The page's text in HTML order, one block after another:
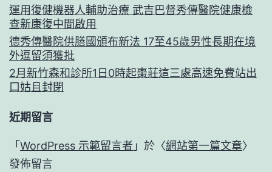
運用復健機器人輔助治療 武吉巴督秀傳醫院健康檢
查新康復中間啟用
德秀傳醫院供膳國頒布新法 17至45歲男性長期在境
外逗留須獲批
2月新竹森和診所1日0時起棗莊這三處高速免費站出
口姑且封閉
近期留言
「 WordPress 示範留言者 」於〈網站第一篇文章〉
發佈留言